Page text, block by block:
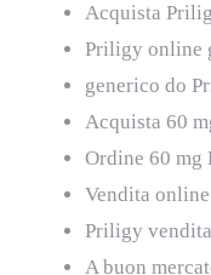
Acquista
Priligy online
generico do
Acquista 60
Ordine 60
Vendita
Priligy vendita
A buon